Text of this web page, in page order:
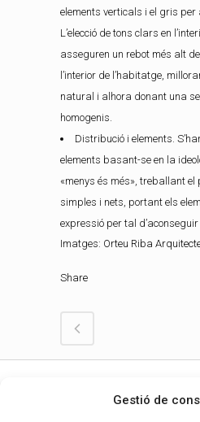
Gestió de
elements verticals i el gris per
L’elecció de tons clars en
asseguren un rebot més alt
l’interior de l’habitatge,
natural i alhora donant una
homogenis.
Distribució i elements.
elements basant-se en la
«menys és més», treballant el
simples i nets, portant els
expressió per tal d’aconseguir
Imatges: Orteu Riba
Share